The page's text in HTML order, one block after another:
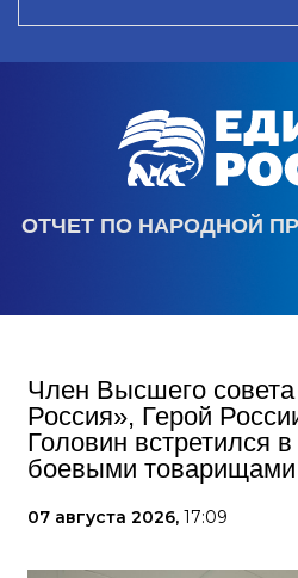
ОТЧЕТ ПО НАРОДНОЙ
Член Высшего
Россия», Герой
Головин встретился
боевыми товарищами
07 августа 2026, 17:09